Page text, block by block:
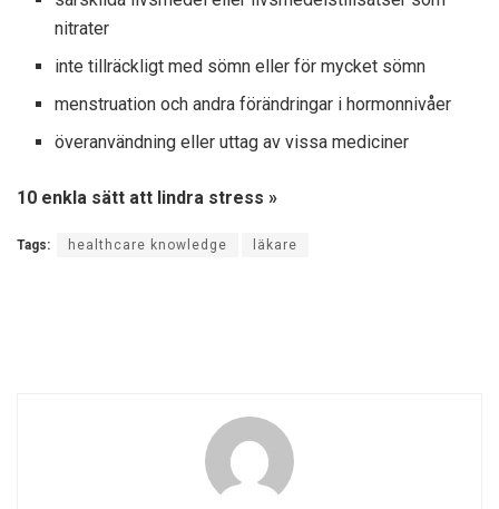
nitrater
inte tillräckligt med sömn eller för mycket sömn
menstruation och andra förändringar i hormonnivåer
överanvändning eller uttag av vissa mediciner
10 enkla sätt att lindra stress »
Tags: healthcare knowledge läkare